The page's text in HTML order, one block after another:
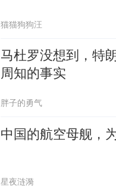
猫猫狗狗汪
马杜罗没想到，特
周知的事实
胖子的勇气
中国的航空母舰，
星夜涟漪